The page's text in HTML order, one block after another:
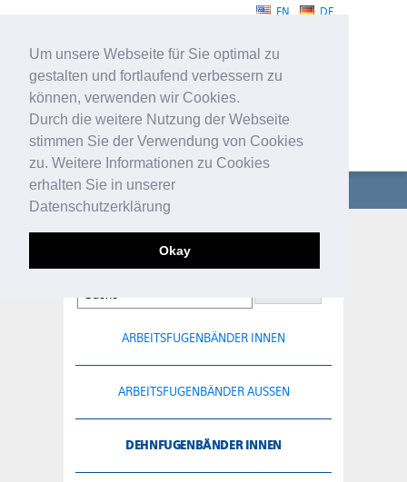
Um unsere Webseite für Sie optimal zu
gestalten und fortlaufend verbessern zu
können, verwenden wir Cookies.
Durch die weitere Nutzung der Webseite
stimmen Sie der Verwendung von Cookies
zu. Weitere Informationen zu Cookies
erhalten Sie in unserer
Datenschutzerklärung
Okay
DE
EN
FUGENBÄNDER
UNTERNEHMEN
FUGENBÄNDER
KONTAKT
DEHNFUGENBÄNDER INNEN
ARBEITSFUGENBÄNDER INNEN
ARBEITSFUGENBÄNDER AUSSEN
DEHNFUGENBÄNDER INNEN